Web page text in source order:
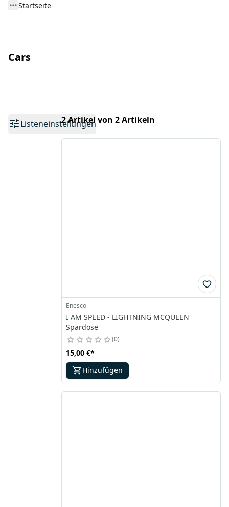
Startseite
Cars
Listeneinstellungen2 Artikel von 2 Artikeln
Enesco
I AM SPEED - LIGHTNING MCQUEEN
Spardose
0
15,00 €*
Hinzufügen